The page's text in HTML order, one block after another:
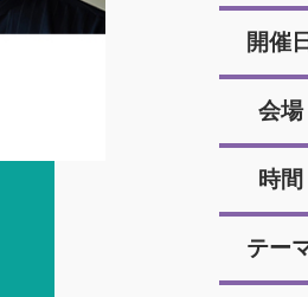
開催日
会場
時間
テー